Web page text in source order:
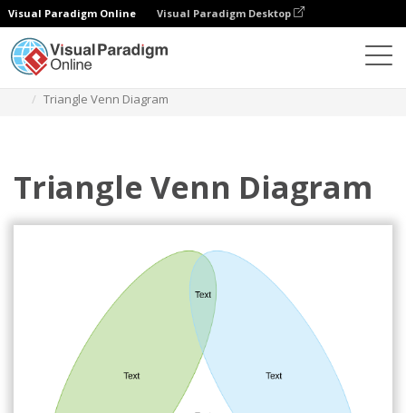
Visual Paradigm Online Visual Paradigm Desktop
Triangle Venn Diagram
Triangle Venn Diagram